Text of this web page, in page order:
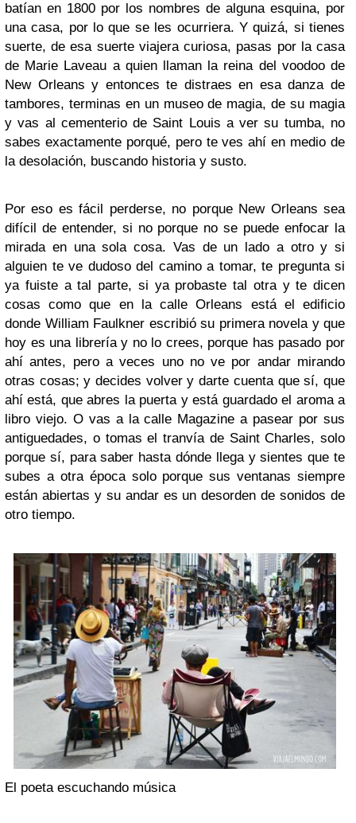
batían en 1800 por los nombres de alguna esquina, por
una casa, por lo que se les ocurriera. Y quizá, si tienes
suerte, de esa suerte viajera curiosa, pasas por la casa
de Marie Laveau a quien llaman la reina del voodoo de
New Orleans y entonces te distraes en esa danza de
tambores, terminas en un museo de magia, de su magia
y vas al cementerio de Saint Louis a ver su tumba, no
sabes exactamente porqué, pero te ves ahí en medio de
la desolación, buscando historia y susto.
Por eso es fácil perderse, no porque New Orleans sea
difícil de entender, si no porque no se puede enfocar la
mirada en una sola cosa. Vas de un lado a otro y si
alguien te ve dudoso del camino a tomar, te pregunta si
ya fuiste a tal parte, si ya probaste tal otra y te dicen
cosas como que en la calle Orleans está el edificio
donde William Faulkner escribió su primera novela y que
hoy es una librería y no lo crees, porque has pasado por
ahí antes, pero a veces uno no ve por andar mirando
otras cosas; y decides volver y darte cuenta que sí, que
ahí está, que abres la puerta y está guardado el aroma a
libro viejo. O vas a la calle Magazine a pasear por sus
antiguedades, o tomas el tranvía de Saint Charles, solo
porque sí, para saber hasta dónde llega y sientes que te
subes a otra época solo porque sus ventanas siempre
están abiertas y su andar es un desorden de sonidos de
otro tiempo.
El poeta escuchando música